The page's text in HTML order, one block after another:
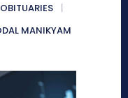
OBITUARIES
MANIKYAM